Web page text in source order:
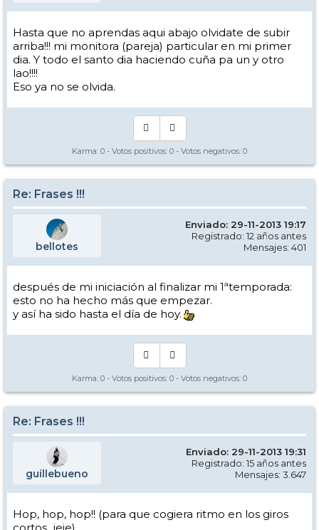
Hasta que no aprendas aqui abajo olvidate de subir
arriba!!! mi monitora (pareja) particular en mi primer
dia. Y todo el santo dia haciendo cuña pa un y otro
lao!!!!
Eso ya no se olvida.
Karma: 0 - Votos positivos: 0 - Votos negativos: 0
Re: Frases !!!
bellotes
Enviado: 29-11-2013 19:17
Registrado: 12 años antes
Mensajes: 401
después de mi iniciación al finalizar mi 1ªtemporada:
esto no ha hecho más que empezar.
y así ha sido hasta el día de hoy.
Karma: 0 - Votos positivos: 0 - Votos negativos: 0
Re: Frases !!!
guillebueno
Enviado: 29-11-2013 19:31
Registrado: 15 años antes
Mensajes: 3.647
Hop, hop, hop!! (para que cogiera ritmo en los giros